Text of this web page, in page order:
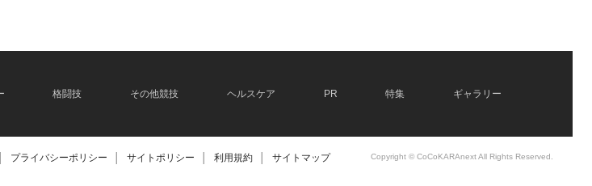
格闘技 その他競技 ヘルスケア PR 特集 ギャラリー
プライバシーポリシー サイトポリシー 利用規約 サイトマップ Copyright © CoCoKARAnext All Rights Reserved.